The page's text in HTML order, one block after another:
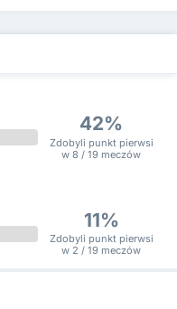
42%
Zdobyli punkt pierwsi
w 8 / 19 meczów
11%
Zdobyli punkt pierwsi
w 2 / 19 meczów